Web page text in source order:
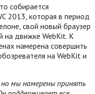
собирается
2013, которая в период
свой новый браузер
на движке WebKit. К
намерена совершить
на WebKit и
мы намерены принять